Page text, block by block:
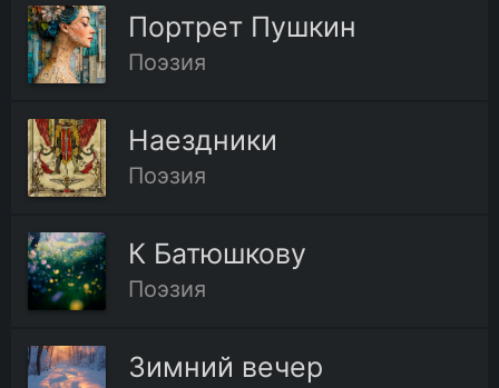
Портрет Пушкин
Поэзия
Наездники
Поэзия
К Батюшкову
Поэзия
Зимний вечер